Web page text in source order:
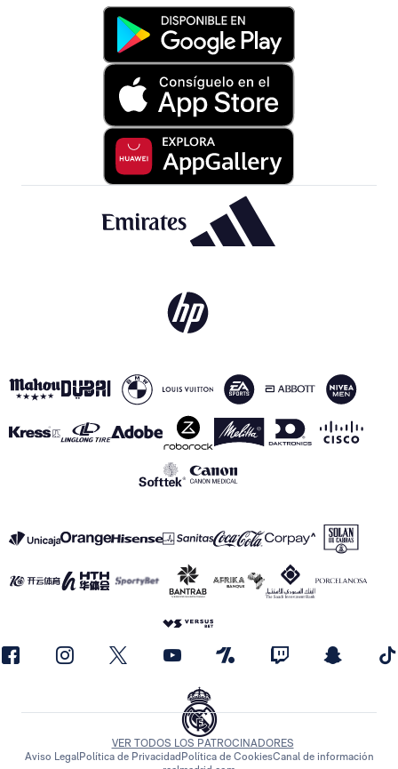
VER TODOS LOS PATROCINADORES
Aviso LegalPolítica de Privacidad Política de CookiesCanal de información